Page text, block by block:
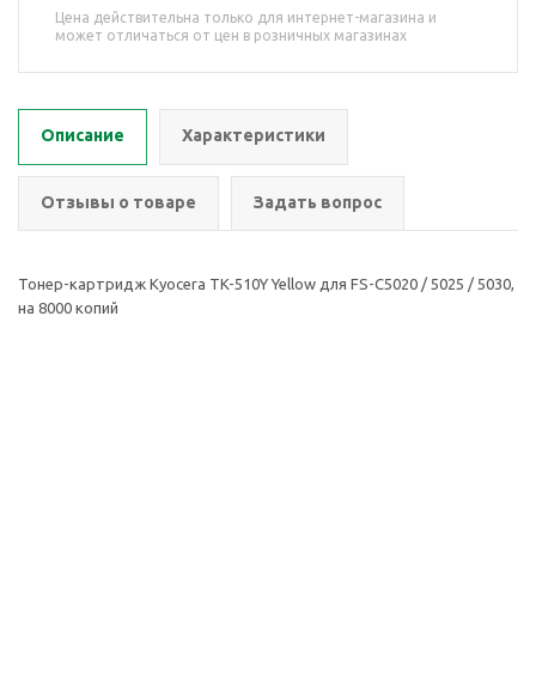
Цена действительна только для интернет-магазина и
может отличаться от цен в розничных магазинах
Описание Характеристики
Отзывы о товаре Задать вопрос
Тонер-картридж Kyocera TK-510Y Yellow для FS-C5020 / 5025 / 5030,
на 8000 копий